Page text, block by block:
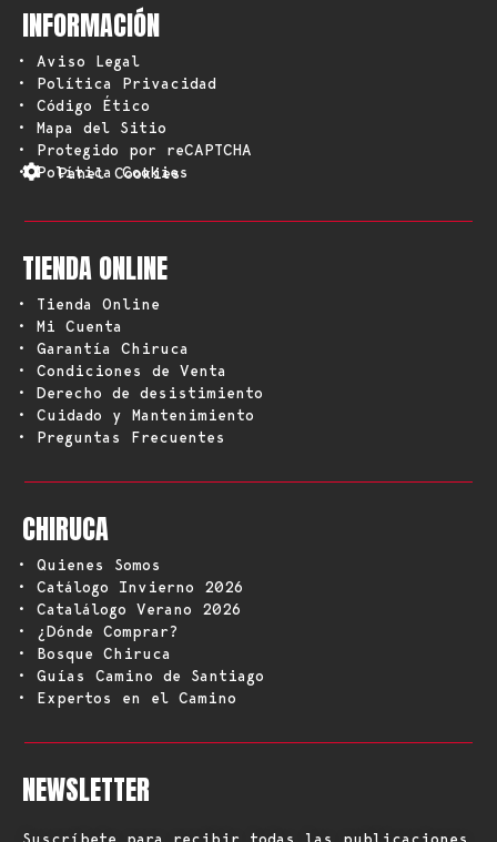
INFORMACIÓN
• Aviso Legal
• Política Privacidad
• Código Ético
• Mapa del Sitio
• Protegido por reCAPTCHA
• Política Cookies
Panel Cookies
TIENDA ONLINE
• Tienda Online
• Mi Cuenta
• Garantía Chiruca
• Condiciones de Venta
• Derecho de desistimiento
• Cuidado y Mantenimiento
• Preguntas Frecuentes
CHIRUCA
• Quienes Somos
• Catálogo Invierno 2026
• Catalálogo Verano 2026
• ¿Dónde Comprar?
• Bosque Chiruca
• Guías Camino de Santiago
• Expertos en el Camino
NEWSLETTER